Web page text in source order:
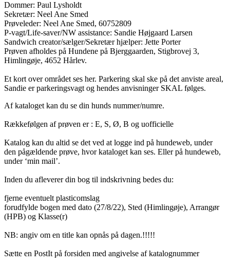
Dommer: Paul Lysholdt
Sekretær: Neel Ane Smed
Prøveleder: Neel Ane Smed, 60752809
P-vagt/Life-saver/NW assistance: Sandie Højgaard Larsen
Sandwich creator/sælger/Sekretær hjælper: Jette Porter
Prøven afholdes på Hundene på Bjerggaarden, Stigbrovej 3,
Himlingøje, 4652 Hårlev.
Et kort over området ses her. Parkering skal ske på det anviste areal,
Sandie er parkeringsvagt og hendes anvisninger SKAL følges.
Af kataloget kan du se din hunds nummer/numre.
Rækkefølgen af prøven er : E, S, Ø, B og uofficielle
Katalog kan du altid se det ved at logge ind på hundeweb, under
den pågældende prøve, hvor kataloget kan ses. Eller på hundeweb,
under ‘min mail’.
Inden du afleverer din bog til indskrivning bedes du:
fjerne eventuelt plasticomslag
forudfylde bogen med dato (27/8/22), Sted (Himlingøje), Arrangør
(HPB) og Klasse(r)
NB: angiv om en title kan opnås på dagen.!!!!!
Sætte en PostIt på forsiden med angivelse af katalognummer